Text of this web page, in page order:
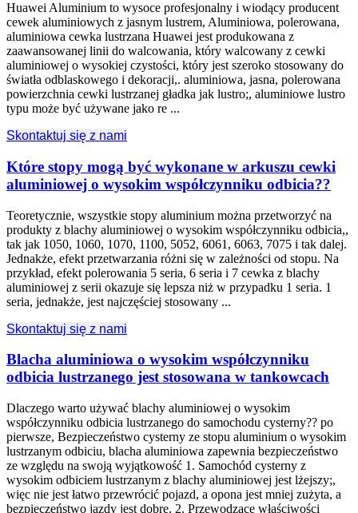
Huawei Aluminium to wysoce profesjonalny i wiodący producent
cewek aluminiowych z jasnym lustrem, Aluminiowa, polerowana,
aluminiowa cewka lustrzana Huawei jest produkowana z
zaawansowanej linii do walcowania, który walcowany z cewki
aluminiowej o wysokiej czystości, który jest szeroko stosowany do
światła odblaskowego i dekoracji,. aluminiowa, jasna, polerowana
powierzchnia cewki lustrzanej gładka jak lustro;, aluminiowe lustro
typu może być używane jako re ...
Skontaktuj się z nami
Które stopy mogą być wykonane w arkuszu cewki
aluminiowej o wysokim współczynniku odbicia??
Teoretycznie, wszystkie stopy aluminium można przetworzyć na
produkty z blachy aluminiowej o wysokim współczynniku odbicia,,
tak jak 1050, 1060, 1070, 1100, 5052, 6061, 6063, 7075 i tak dalej.
Jednakże, efekt przetwarzania różni się w zależności od stopu. Na
przykład, efekt polerowania 5 seria, 6 seria i 7 cewka z blachy
aluminiowej z serii okazuje się lepsza niż w przypadku 1 seria. 1
seria, jednakże, jest najczęściej stosowany ...
Skontaktuj się z nami
Blacha aluminiowa o wysokim współczynniku
odbicia lustrzanego jest stosowana w tankowcach
Dlaczego warto używać blachy aluminiowej o wysokim
współczynniku odbicia lustrzanego do samochodu cysterny?? po
pierwsze, Bezpieczeństwo cysterny ze stopu aluminium o wysokim
lustrzanym odbiciu, blacha aluminiowa zapewnia bezpieczeństwo
ze względu na swoją wyjątkowość 1. Samochód cysterny z
wysokim odbiciem lustrzanym z blachy aluminiowej jest lżejszy;,
więc nie jest łatwo przewrócić pojazd, a opona jest mniej zużyta, a
bezpieczeństwo jazdy jest dobre. 2. Przewodzące właściwości